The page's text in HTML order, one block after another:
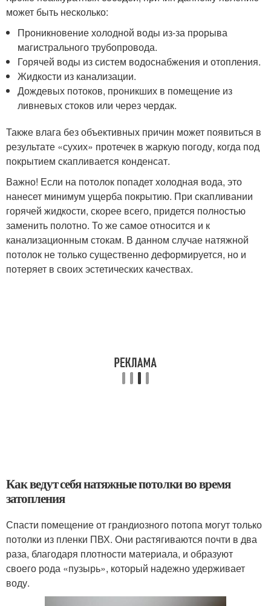
может быть несколько:
Проникновение холодной воды из-за прорыва
магистрального трубопровода.
Горячей воды из систем водоснабжения и отопления.
Жидкости из канализации.
Дождевых потоков, проникших в помещение из
ливневых стоков или через чердак.
Также влага без объективных причин может появиться в
результате «сухих» протечек в жаркую погоду, когда под
покрытием скапливается конденсат.
Важно! Если на потолок попадет холодная вода, это
нанесет минимум ущерба покрытию. При скапливании
горячей жидкости, скорее всего, придется полностью
заменить полотно. То же самое относится и к
канализационным стокам. В данном случае натяжной
потолок не только существенно деформируется, но и
потеряет в своих эстетических качествах.
Как ведут себя натяжные потолки во время
затопления
Спасти помещение от грандиозного потопа могут только
потолки из пленки ПВХ. Они растягиваются почти в два
раза, благодаря плотности материала, и образуют
своего рода «пузырь», который надежно удерживает
воду.